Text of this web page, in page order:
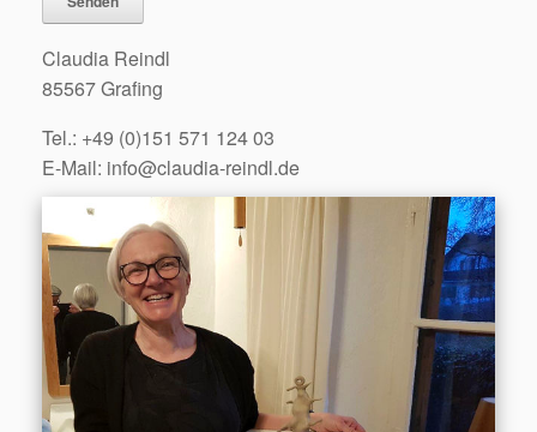
Claudia Reindl
85567 Grafing
Tel.: +49 (0)151 571 124 03
E-Mail: info@claudia-reindl.de